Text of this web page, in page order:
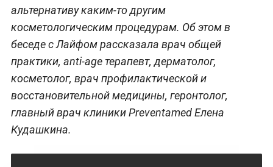
альтернативу каким-то другим
косметологическим процедурам. Об этом в
беседе с Лайфом рассказала врач общей
практики, anti-age терапевт, дерматолог,
косметолог, врач профилактической и
восстановительной медицины, геронтолог,
главный врач клиники Preventamed Елена
Кудашкина.